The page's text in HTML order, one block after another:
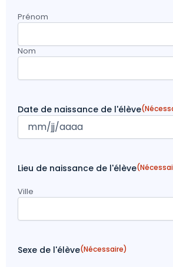
Prénom
Nom
Date de naissance de l'élève
Lieu de naissance de l'élève
Ville
Sexe de l'élève(Nécessaire)